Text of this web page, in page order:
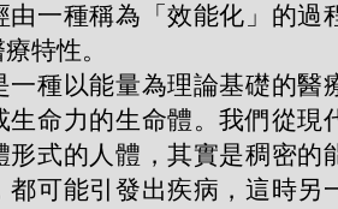
由一種稱為「效能化」的過
特性。
一種以能量為理論基礎的醫
生命力的生命體。我們從現
形式的人體，其實是稠密的
都可能引發出疾病，這時另